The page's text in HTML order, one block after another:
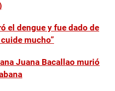
el dengue y fue dado de
mucho”
Juana Bacallao murió